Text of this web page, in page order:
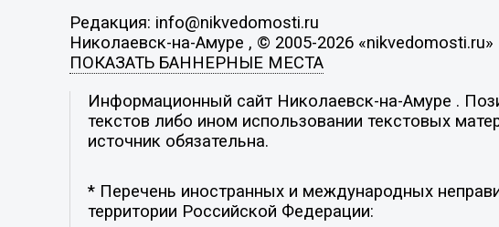
Редакция: info@nikvedomosti.ru
Николаевск-на-Амуре , © 2005-2026 «nikvedomosti.ru»
ПОКАЗАТЬ БАННЕРНЫЕ МЕСТА
Информационный сайт Николаевск-на-Амуре .
текстов либо ином использовании текстовых
источник обязательна.
* Перечень иностранных и международных
территории Российской Федерации: